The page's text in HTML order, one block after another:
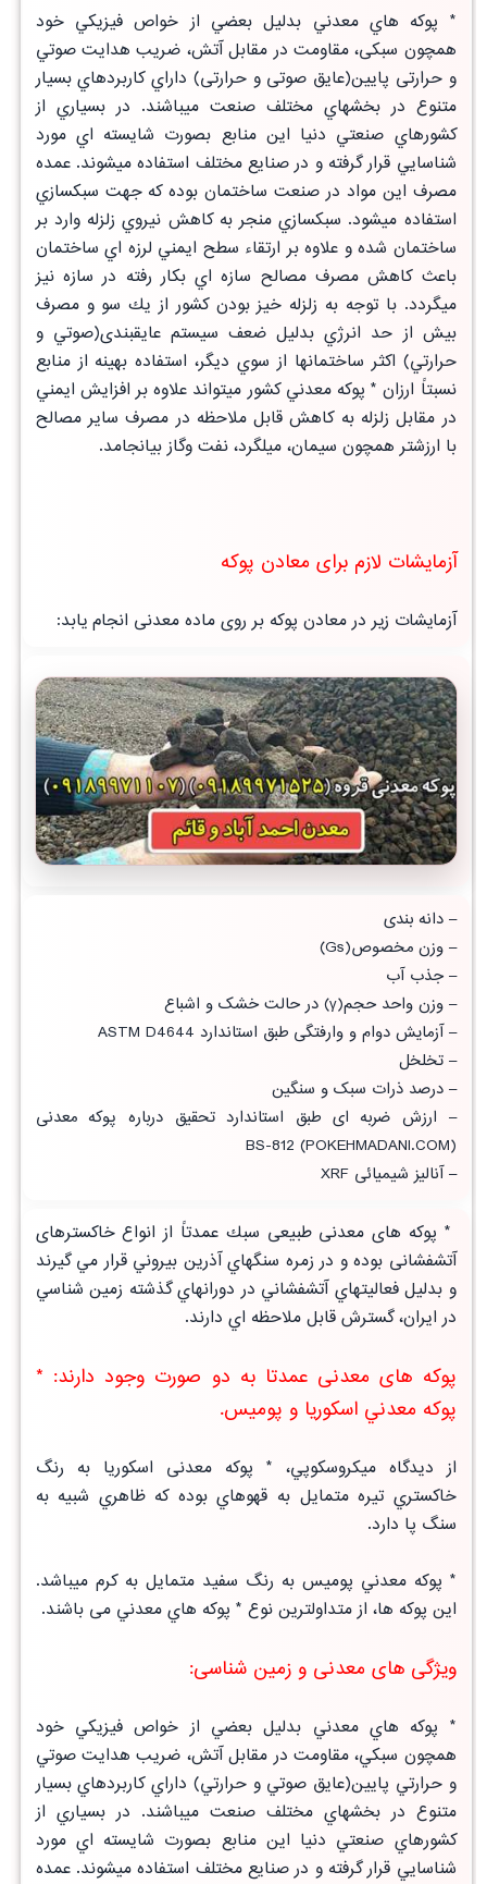
* پوكه هاي معدني بدليل بعضي از خواص فيزيكي خود
همچون سبكی، مقاومت در مقابل آتش، ضريب هدايت صوتي
و حرارتی پايين(عايق صوتی و حرارتی) داراي كاربردهاي بسيار
متنوع در بخشهاي مختلف صنعت ميباشند. در بسياري از
كشورهاي صنعتي دنيا اين منابع بصورت شايسته اي مورد
شناسايي قرار گرفته و در صنايع مختلف استفاده ميشوند. عمده
مصرف اين مواد در صنعت ساختمان بوده كه جهت سبكسازي
استفاده ميشود. سبكسازي منجر به كاهش نيروي زلزله وارد بر
ساختمان شده و علاوه بر ارتقاء سطح ايمني لرزه اي ساختمان
باعث كاهش مصرف مصالح سازه اي بكار رفته در سازه نيز
ميگردد. با توجه به زلزله خيز بودن كشور از يك سو و مصرف
بيش از حد انرژي بدليل ضعف سيستمعايقبندی(صوتي و
حرارتي) اكثر ساختمانها از سوي ديگر، استفاده بهينه از منابع
نسبتاً ارزان * پوكه معدني كشور ميتواند علاوه بر افزايش ايمني
در مقابل زلزله بهكاهش قابل ملاحظه در مصرف ساير مصالح
با ارزشتر همچون سيمان، ميلگرد، نفت وگاز بيانجامد.
آزمایشات لازم برای معادن پوکه
آزمایشات زیر در معادن پوکه بر روی ماده معدنی انجام یابد:
– دانه بندی
– وزن مخصوص(Gs)
– جذب آب
– وزن واحد حجم(γ) در حالت خشک و اشباع
– آزمایش دوام و وارفتگی طبق استاندارد ASTM D4644
– تخلخل
– درصد ذرات سبک و سنگین
– ارزش ضربه ای طبق استاندارد تحقیق درباره پوکه معدنی
(POKEHMADANI.COM) BS-812
–آنالیز شیمیائی XRF
* پوكه های معدنی طبيعی سبك عمدتاً از انواع خاکسترهای
آتشفشانی بوده و در زمره سنگهاي آذرين بيروني قرار مي گيرند
و بدليل فعاليتهاي آتشفشاني در دورانهاي گذشته زمين شناسي
در ايران، گسترش قابل ملاحظه اي دارند.
پوکه های معدنی عمدتا به دو صورت وجود دارند: *
پوكه معدني اسكوريا و پوميس.
از ديدگاه میكروسكوپي، * پوكه معدنی اسكوريا به رنگ
خاكستري تيره متمايل به قهوهاي بوده كه ظاهري شبيه به
سنگ پا دارد.
* پوكه معدني پوميس به رنگ سفيد متمايل به كرم ميباشد.
اين پوکه ها، از متداولترين نوع * پوكه هاي معدني می باشند.
ویژگی های معدنی و زمین شناسی:
* پوكه هاي معدني بدليل بعضي از خواص فيزيكي خود
همچون سبكي، مقاومت در مقابل آتش، ضريب هدايت صوتي
و حرارتي پايين(عايق صوتي و حرارتي) داراي كاربردهاي بسيار
متنوع در بخشهاي مختلف صنعت ميباشند. در بسياري از
كشورهاي صنعتي دنيا اين منابع بصورت شايسته اي مورد
شناسايي قرار گرفته و در صنايع مختلف استفاده ميشوند. عمده